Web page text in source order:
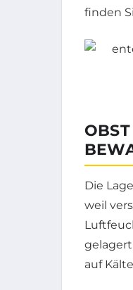
finden
Die
weil
auf